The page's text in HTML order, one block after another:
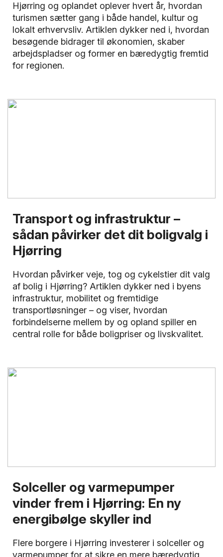
Hjørring og oplandet oplever hvert år, hvordan
turismen sætter gang i både handel, kultur og
lokalt erhvervsliv. Artiklen dykker ned i, hvordan
besøgende bidrager til økonomien, skaber
arbejdspladser og former en bæredygtig fremtid
for regionen.
Transport og infrastruktur –
sådan påvirker det dit boligvalg i
Hjørring
Hvordan påvirker veje, tog og cykelstier dit valg
af bolig i Hjørring? Artiklen dykker ned i byens
infrastruktur, mobilitet og fremtidige
transportløsninger – og viser, hvordan
forbindelserne mellem by og opland spiller en
central rolle for både boligpriser og livskvalitet.
Solceller og varmepumper
vinder frem i Hjørring: En ny
energibølge skyller ind
Flere borgere i Hjørring investerer i solceller og
varmepumper for at sikre en mere bæredygtig